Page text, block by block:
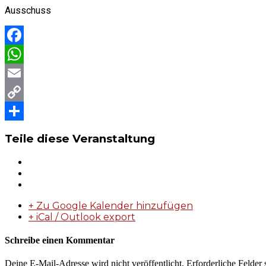
Ausschuss
Facebook
WhatsApp
Email
Copy
Teile diese Veranstaltung
+ Zu Google Kalender hinzufügen
+ iCal / Outlook export
Schreibe einen Kommentar
Deine E-Mail-Adresse wird nicht veröffentlicht. Erforderliche Felder